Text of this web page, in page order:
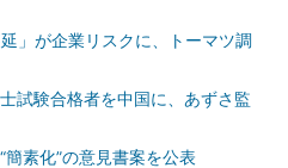
」が企業リスクに、トーマツ調
試験合格者を中国に、あずさ監
素化”の意見書案を公表